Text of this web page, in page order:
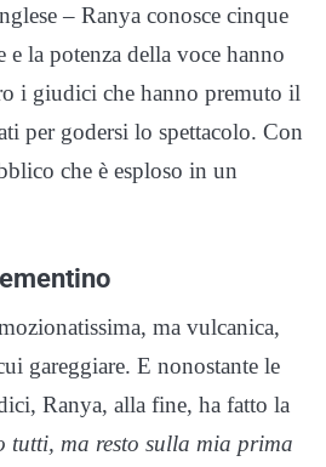
– Ranya conosce cinque
la potenza della voce hanno
i giudici che hanno premuto il
per godersi lo spettacolo. Con
che è esploso in un
ma vulcanica,
gareggiare. E nonostante le
Ranya, alla fine, ha fatto la
tutti, ma resto sulla mia prima